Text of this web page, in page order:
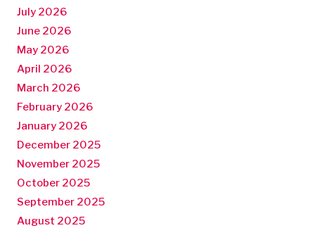
July 2026
June 2026
May 2026
April 2026
March 2026
February 2026
January 2026
December 2025
November 2025
October 2025
September 2025
August 2025